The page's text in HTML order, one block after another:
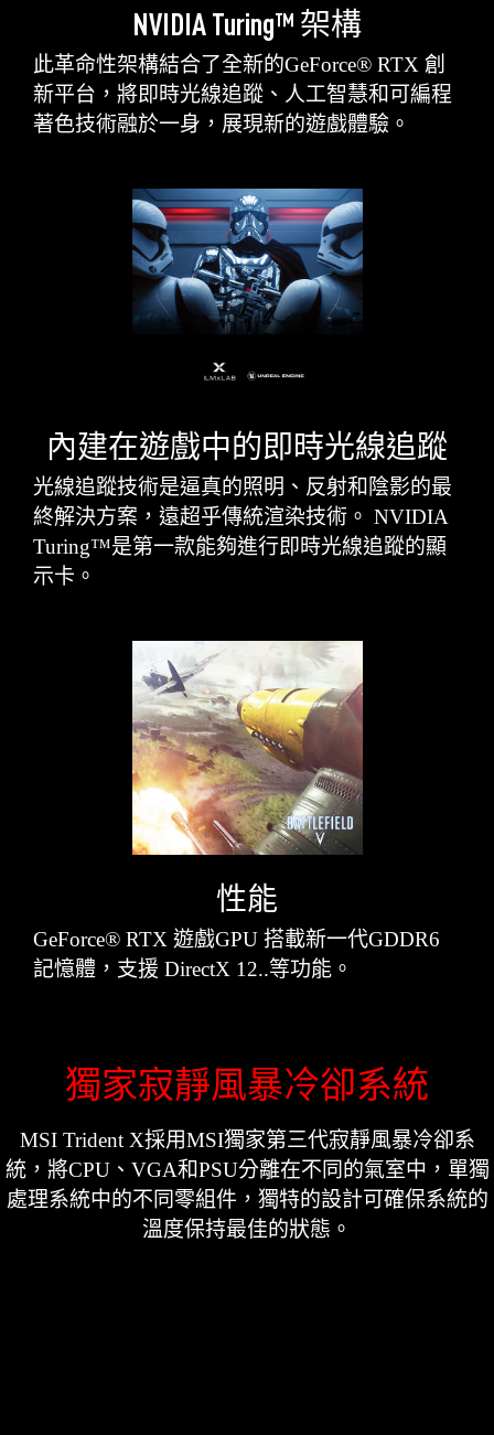
NVIDIA Turing™ 架構
此革命性架構結合了全新的GeForce® RTX 創
新平台，將即時光線追蹤、人工智慧和可編程
著色技術融於一身，展現新的遊戲體驗。
內建在遊戲中的即時光線追蹤
光線追蹤技術是逼真的照明、反射和陰影的最
終解決方案，遠超乎傳統渲染技術。 NVIDIA
Turing™是第一款能夠進行即時光線追蹤的顯
示卡。
性能
GeForce® RTX 遊戲GPU 搭載新一代GDDR6
記憶體，支援 DirectX 12..等功能。
獨家寂靜風暴冷卻系統
MSI Trident X採用MSI獨家第三代寂靜風暴冷卻系
統，將CPU、VGA和PSU分離在不同的氣室中，單獨
處理系統中的不同零組件，獨特的設計可確保系統的
溫度保持最佳的狀態。